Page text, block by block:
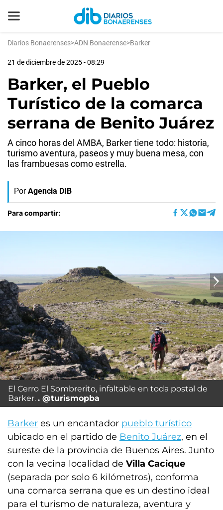
Diarios Bonaerenses>ADN Bonaerense>Barker
21 de diciembre de 2025 - 08:29
Barker, el Pueblo
Turístico de la comarca
serrana de Benito Juárez
A cinco horas del AMBA, Barker tiene todo: historia,
turismo aventura, paseos y muy buena mesa, con
las frambuesas como estrella.
Por Agencia DIB
Para compartir:
El Cerro El Sombrerito, infaltable en toda postal de
Barker.
@turismopba
Barker es un encantador pueblo turístico
ubicado en el partido de Benito Juárez, en el
sureste de la provincia de Buenos Aires. Junto
con la vecina localidad de Villa Cacique
(separada por solo 6 kilómetros), conforma
una comarca serrana que es un destino ideal
para el turismo de naturaleza, aventura y